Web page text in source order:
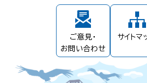
ご意見・
お問い合わせ
サイトマ